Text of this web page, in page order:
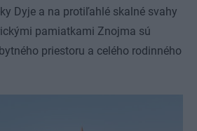
Dyje a na protiľahlé skalné svahy
pamiatkami Znojma sú
priestoru a celého rodinného